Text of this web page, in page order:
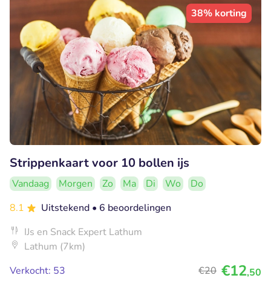
38% korting
Strippenkaart voor 10 bollen ijs
Vandaag Morgen Zo Ma Di Wo
Do
8.1
Uitstekend • 6 beoordelingen
IJs en Snack Expert Lathum
Lathum (7km)
Verkocht: 53
€20 €12,50